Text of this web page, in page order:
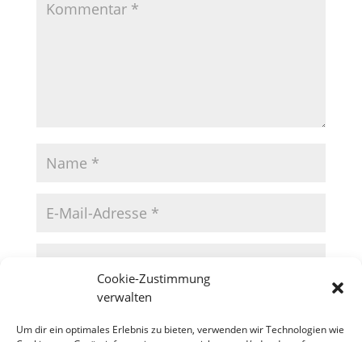
Cookie-Zustimmung
verwalten
Um dir ein optimales Erlebnis zu bieten, verwenden wir Technologien wie